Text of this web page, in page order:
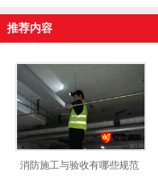
推荐内容
消防施工与验收有哪些规范